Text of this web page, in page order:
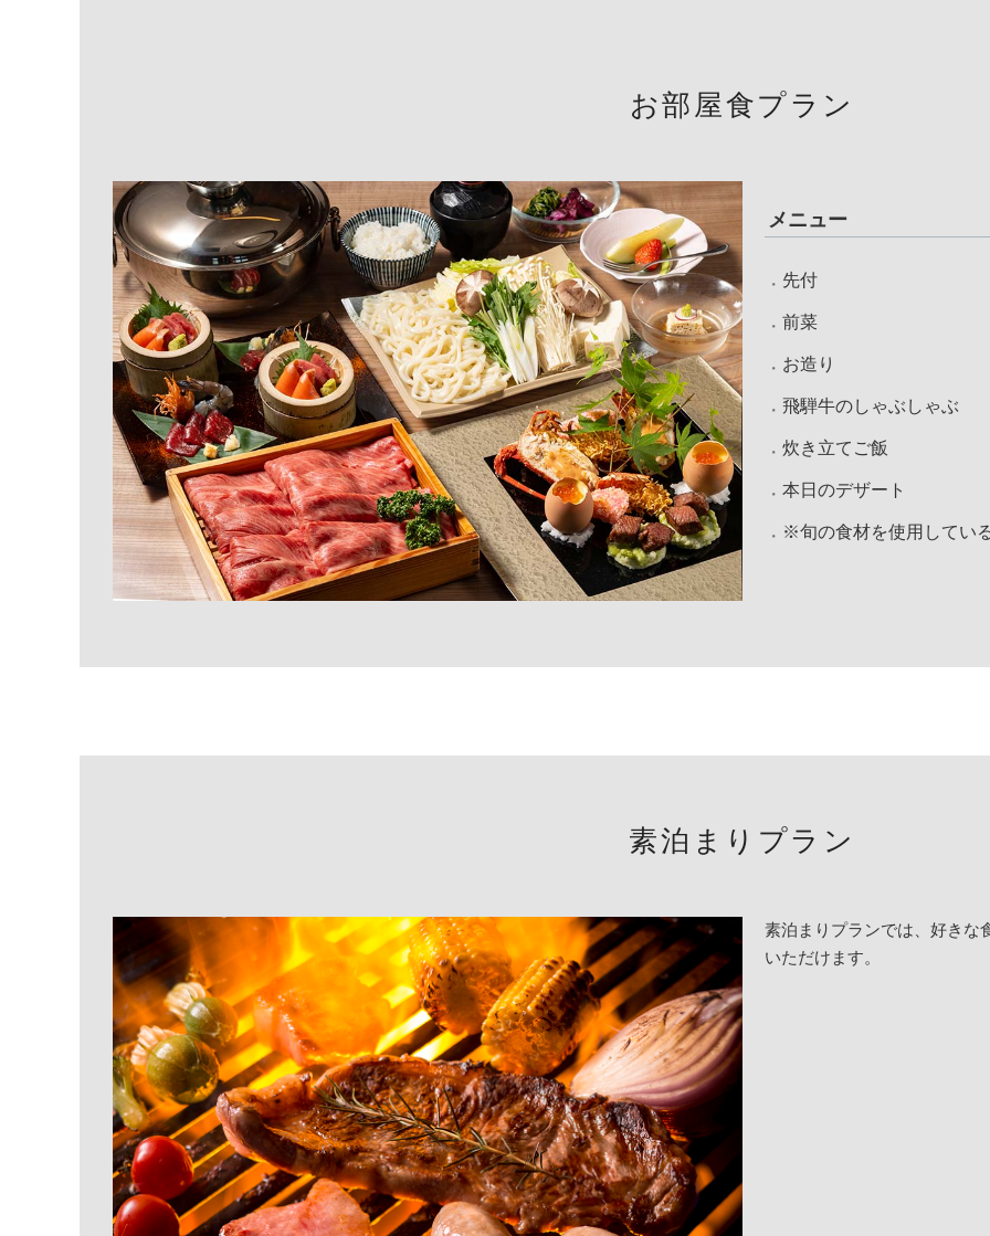
お部屋食プラン
メニュー
先付
前菜
お造り
飛騨牛のしゃぶしゃぶ
炊き立てご飯
本日のデザート
※旬の食材を使用してい
素泊まりプラン
素泊まりプランでは、好きな
いただけます。